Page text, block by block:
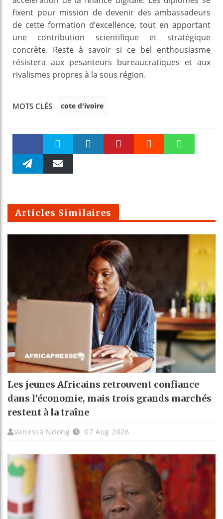
fixent pour mission de devenir des ambassadeurs
de cette formation d’excellence, tout en apportant
une contribution scientifique et stratégique
concrète. Reste à savoir si ce bel enthousiasme
résistera aux pesanteurs bureaucratiques et aux
rivalismes propres à la sous région.
MOTS CLÉS cote d'ivoire
Faceboo Twitter
m
Articles Similaires
Les jeunes Africains retrouvent confiance
dans l’économie, mais trois grands marchés
restent à la traîne
Vanessa Ndong 07 Aug 2026